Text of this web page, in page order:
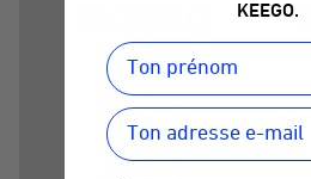
KEEGO.